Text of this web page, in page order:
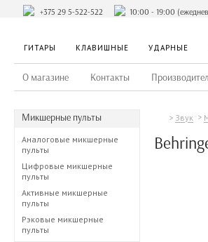
+375 29 5-522-522 10:00 - 19:00
ГИТАРЫ КЛАВИШНЫЕ УДАРНЫЕ
О магазине Контакты
Микшерные пульты
Аналоговые микшерные
пульты
Цифровые микшерные
пульты
Активные микшерные
пульты
Рэковые микшерные
пульты
Звук